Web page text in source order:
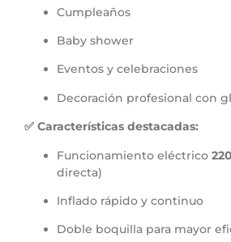
Cumpleaños
Baby shower
Eventos y celebraciones
Decoración profesional con
✅ Características destacadas:
Funcionamiento eléctrico
directa)
Inflado rápido y continuo
Doble boquilla para mayor